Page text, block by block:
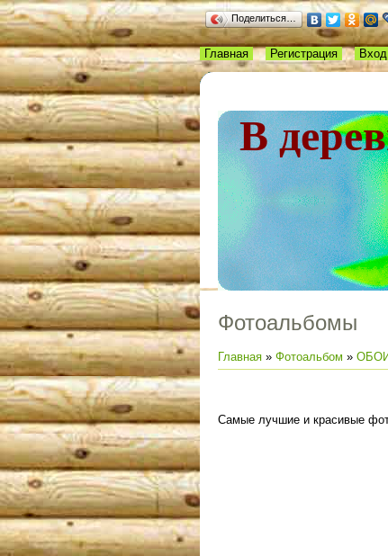
Поделиться…
В
Главная Регистрация Вход
Фотоальбомы
Главная » Фотоальбом »
Самые лучшие и красивые